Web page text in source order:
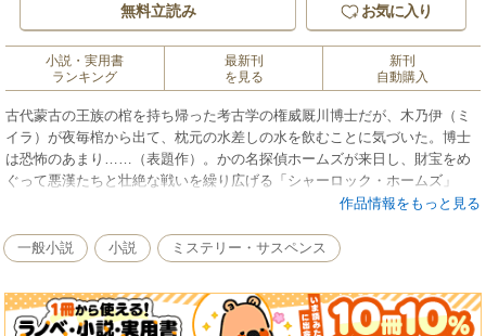
無料立読み お気に入り
小説・実用書
ランキング
最新刊
を見る
新刊
自動購入
古代蒙古の王族の棺を持ち帰った考古学の権威厩川博士だが、木乃伊（ミ
イラ）が夜毎棺から出て、枕元の水差しの水を飲むことに気づいた。博士
は恐怖のあまり……（表題作）。かの名探偵ホームズが来日し、財宝をめ
ぐって悪漢たちと壮絶な戦いを繰り広げる「シャーロック・ホームズ」
等、痛快探偵小説の内、怪奇性の強い名品珍品13編を精選。（解説・末國
作品情報をもっと見る
一般小説 小説 ミステリー・サスペンス